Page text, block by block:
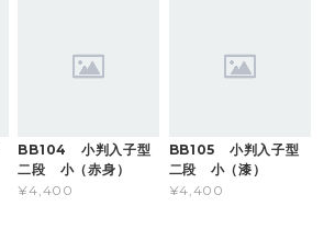
BB104 小判入子型
二段 小（赤身）
¥4,400
BB105 小判入子型
二段 小（漆）
¥4,400